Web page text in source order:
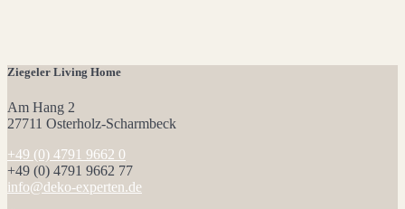
Ziegeler Living Home
Am Hang 2
27711 Osterholz-Scharmbeck
+49 (0) 4791 9662 0
+49 (0) 4791 9662 77
info@deko-experten.de